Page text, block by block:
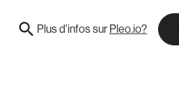
Plus d'infos sur Pleo.io?